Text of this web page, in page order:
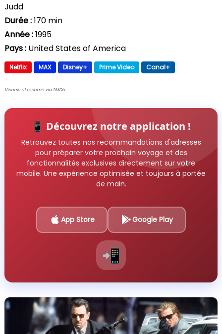
Judd
Durée :170 min
Année :1995
Pays : United States of America
Netflix MAX Disney+ Prime Video Canal+
Visuels et résumé via TMDb
📱 Découvrez notre application !
Retrouvez toutes nos recommandations d'adresses
pour préparer votre prochain voyage et des
fonctionnalités exclusives directement sur votre
mobile. Une expérience optimisée et toujours à portée
de main.
App Store Google Play
📲